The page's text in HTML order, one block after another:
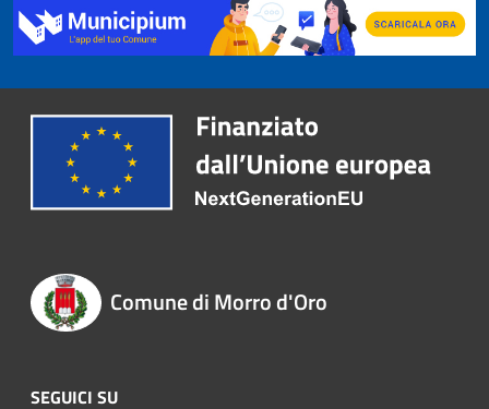
Comune di Morro d'Oro
SEGUICI SU